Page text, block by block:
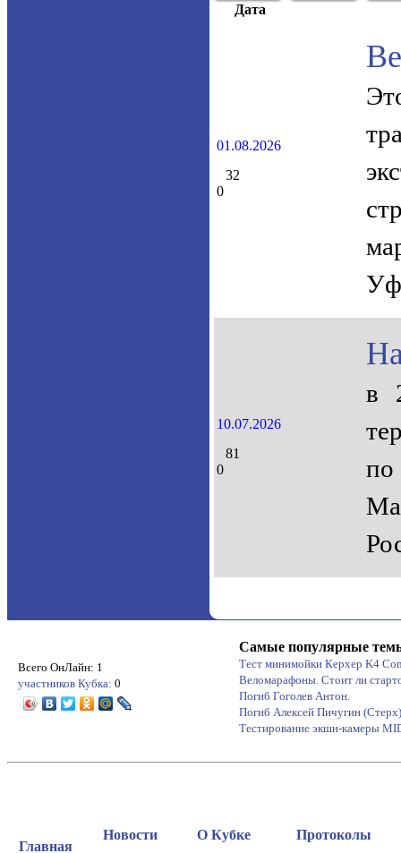
Дата
01.08.2026
32
0
10.07.2026
81
0
в
Всего ОнЛайн: 1
участников Кубка: 0
Самые популярные
Тест минимойки Керхер K4
Веломарафоны. Стоит ли
Погиб Гоголев Антон.
Погиб Алексей Пичугин (Стерх)
Тестирование экшн-камеры
Главная
Новости О Кубке
Протоколы